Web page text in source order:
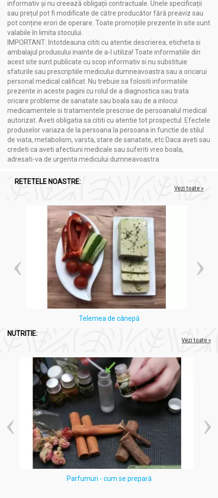
informativ și nu creează obligații contractuale. Unele specificații
sau prețul pot fi modificate de către producător fără preaviz sau
pot conține erori de operare. Toate promoțiile prezente în site sunt
valabile în limita stocului.
IMPORTANT: Intotdeauna cititi cu atentie descrierea, eticheta si
ambalajul produsului inainte de a-l utiliza! Toate informatiile din
acest site sunt publicate cu scop informativ si nu substituie
sfaturile sau prescriptiile medicului dumneavoastra sau a oricarui
personal medical calificat. Nu trebuie sa folositi informatiile
prezente in aceste pagini cu rolul de a diagnostica sau trata
oricare probleme de sanatate sau boala sau de a inlocui
medicamentele si tratamentele prescrise de persoanalul medical
autorizat. Aveti obligatia sa cititi cu atentie tot prospectul. Efectele
produselor variaza de la persoana la persoana in functie de stilul
de viata, metabolism, varsta, stare de sanatate, etc Daca aveti sau
credeti ca aveti afectiuni medicale sau suferiti vreo boala,
adresati-va de urgenta medicului dumneavoastra.
RETETELE NOASTRE:
Vezi toate »
Telemea de cânepă
NUTRITIE:
Vezi toate »
Parfumuri - cum se prepară